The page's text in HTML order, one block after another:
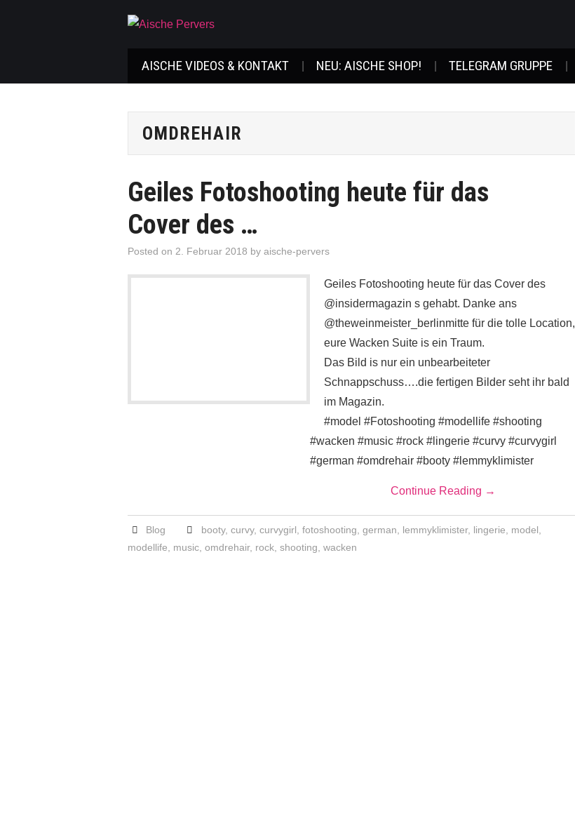
AISCHE VIDEOS & KONTAKT NEU: AISCHE SHOP! TELEGRAM GRUPPE
OMDREHAIR
Geiles Fotoshooting heute für das
Cover des …
Posted on 2. Februar 2018 by aische-pervers
Geiles Fotoshooting heute für das Cover des
@insidermagazin s gehabt. Danke ans
@theweinmeister_berlinmitte für die tolle Location,
eure Wacken Suite is ein Traum.
Das Bild is nur ein unbearbeiteter
Schnappschuss….die fertigen Bilder seht ihr bald
im Magazin.
#model #Fotoshooting #modellife #shooting
#wacken #music #rock #lingerie #curvy #curvygirl
#german #omdrehair #booty #lemmyklimister
Continue Reading →
Blog booty, curvy, curvygirl fotoshooting german lemmyklimister, lingerie model
modellife
music omdrehair, rock shooting wacken